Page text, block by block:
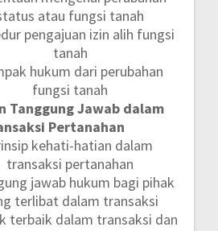
atau fungsi tanah
pengajuan izin alih fungsi
tanah
hukum dari perubahan
fungsi tanah
Tanggung Jawab dalam
Pertanahan
kehati-hatian dalam
transaksi pertanahan
jawab hukum bagi pihak
terlibat dalam transaksi
terbaik dalam transaksi dan